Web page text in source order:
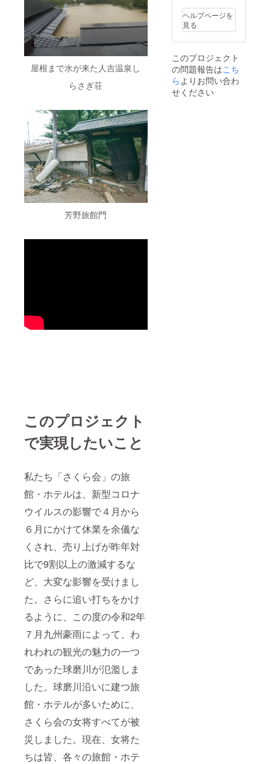
屋根まで水が来た人吉温泉し
らさぎ荘
芳野旅館門
このプロジェクト
で実現したいこと
私たち「さくら会」の旅
館・ホテルは、新型コロナ
ウイルスの影響で４月から
６月にかけて休業を余儀な
くされ、売り上げが昨年対
比で9割以上の激減するな
ど、大変な影響を受けまし
た。さらに追い打ちをかけ
るように、この度の令和2年
７月九州豪雨によって、わ
れわれの観光の魅力の一つ
であった球磨川が氾濫しま
した。球磨川沿いに建つ旅
館・ホテルが多いために、
さくら会の女将すべてが被
災しました。現在、女将た
ちは皆、各々の旅館・ホテ
支援さ
れた旨
をお伝
えくだ
※ご提示
いただ
ける
カード
けしま
す ※お
泊りに
なる宿
泊施設
ヘルプページを
見る
このプロジェクト
の問題報告はこち
ら よりお問い合わ
せください